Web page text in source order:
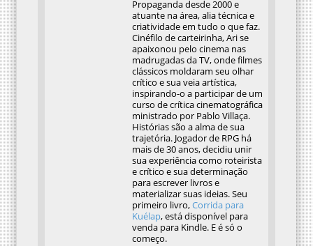
Propaganda desde 2000 e
atuante na área, alia técnica e
criatividade em tudo o que faz.
Cinéfilo de carteirinha, Ari se
apaixonou pelo cinema nas
madrugadas da TV, onde filmes
clássicos moldaram seu olhar
crítico e sua veia artística,
inspirando-o a participar de um
curso de crítica cinematográfica
ministrado por Pablo Villaça.
Histórias são a alma de sua
trajetória. Jogador de RPG há
mais de 30 anos, decidiu unir
sua experiência como roteirista
e crítico e sua determinação
para escrever livros e
materializar suas ideias. Seu
primeiro livro,Corrida para
Kuélap, está disponível para
venda para Kindle. E é só o
começo.